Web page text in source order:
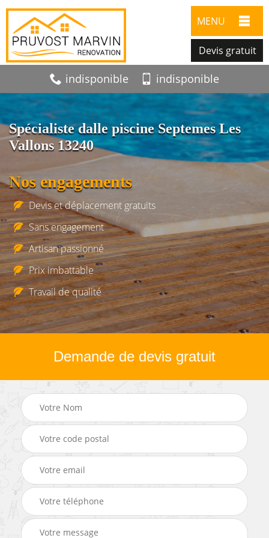
MENU
Devis gratuit
indisponible indisponible
Spécialiste dalle piscine Septemes Les
Vallons 13240
Nos engagements
Devis et déplacement gratuits
Sans engagement
Artisan passionné
Prix imbattable
Travail de qualité
Demande de devis gratuit